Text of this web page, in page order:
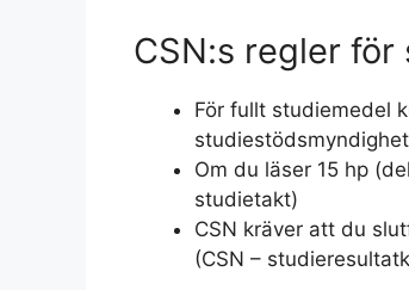
CSN:s regler
För fullt studiemedel
Om du läser 15 hp
studietakt)
CSN kräver att du
(CSN –